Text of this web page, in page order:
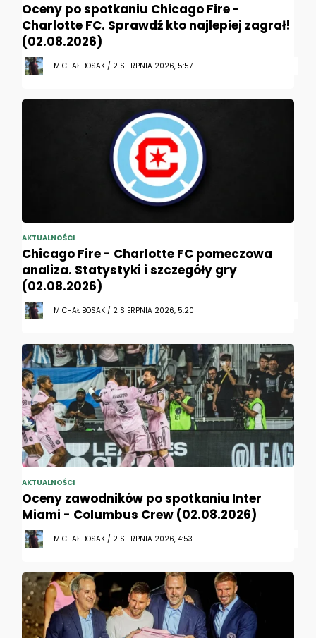
Oceny po spotkaniu Chicago Fire -
Charlotte FC. Sprawdź kto najlepiej zagrał!
(02.08.2026)
MICHAŁ BOSAK / 2 SIERPNIA 2026, 5:57
AKTUALNOŚCI
Chicago Fire - Charlotte FC pomeczowa
analiza. Statystyki i szczegóły gry
(02.08.2026)
MICHAŁ BOSAK / 2 SIERPNIA 2026, 5:20
AKTUALNOŚCI
Oceny zawodników po spotkaniu Inter
Miami - Columbus Crew (02.08.2026)
MICHAŁ BOSAK / 2 SIERPNIA 2026, 4:53